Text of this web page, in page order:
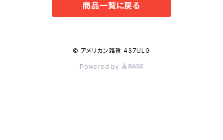
商品一覧に戻る
© アメリカン雑貨 437ULG
Powered by